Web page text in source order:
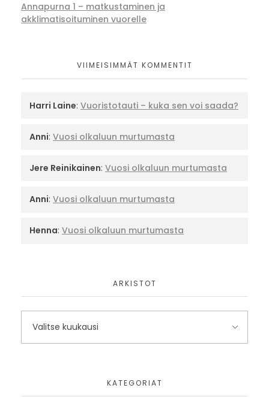
Annapurna 1 – matkustaminen ja
akklimatisoituminen vuorelle
VIIMEISIMMÄT KOMMENTIT
Harri Laine: Vuoristotauti – kuka sen voi saada?
Anni: Vuosi olkaluun murtumasta
Jere Reinikainen: Vuosi olkaluun murtumasta
Anni: Vuosi olkaluun murtumasta
Henna: Vuosi olkaluun murtumasta
ARKISTOT
KATEGORIAT